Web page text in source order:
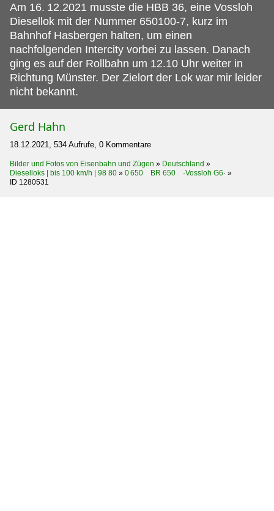
Am 16. 12.2021 musste die HBB 36, eine Vossloh
Diesellok mit der Nummer 650100-7, kurz im
Bahnhof Hasbergen halten, um einen
nachfolgenden Intercity vorbei zu lassen. Danach
ging es auf der Rollbahn um 12.10 Uhr weiter in
Richtung Münster. Der Zielort der Lok war mir leider
nicht bekannt.
Gerd Hahn
18.12.2021, 534 Aufrufe, 0 Kommentare
Bilder und Fotos von Eisenbahn und Zügen » Deutschland »
Dieselloks | bis 100 km/h | 98 80 » 0 650 BR 650 ·Vossloh G6· »
ID 1280531